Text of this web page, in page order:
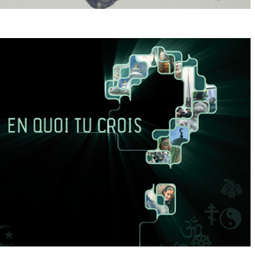
4
2018
Une Famille a Part